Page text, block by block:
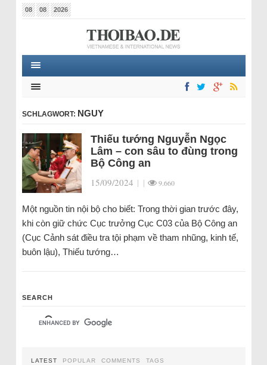
08 08 2026
SCHLAGWORT: NGUY
Thiếu tướng Nguyễn Ngọc
Lâm – con sâu to đùng trong
Bộ Công an
15/09/2024 | | 9.660
Một nguồn tin nội bộ cho biết: Trong thời gian trước đây,
khi còn giữ chức Cục trưởng Cục C03 của Bộ Công an
(Cục Cảnh sát điều tra tội phạm về tham nhũng, kinh tế,
buôn lậu), Thiếu tướng…
SEARCH
LATEST POPULAR COMMENTS TAGS